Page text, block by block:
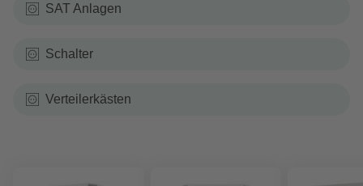
SAT Anlagen
Schalter
Verteilerkästen